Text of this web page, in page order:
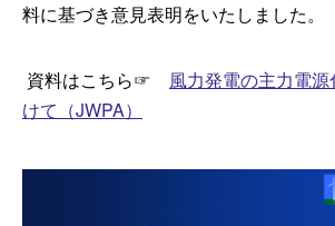
料に基づき意見表明をいたしました。
資料はこちら☞
風力発電の主力電源
けて（JWPA）